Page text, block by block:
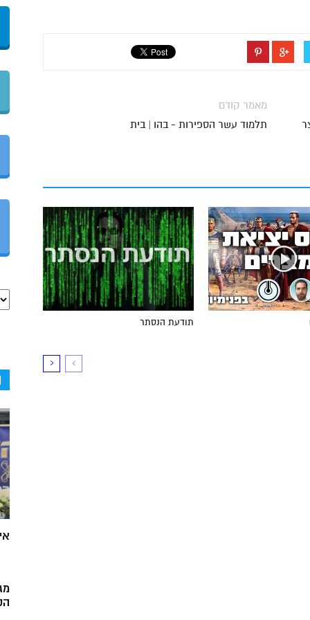
מאמר קודם
תלמוד עשר הספירות - בהו | בית
תודעת הנסתר